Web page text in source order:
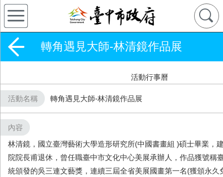
轉角遇見大師-林清鏡作品展
活動行事曆
活動名稱 轉角遇見大師-林清鏡作品展
內容
林清鏡，國立臺灣藝術大學造形研究所(中國書畫組 )碩士畢業，
院院長甫退休，曾任職臺中市文化中心美展承辦人，作品獲號稱
統頒發的吳三連文藝獎，連續三屆全省美展國畫第一名(獲頒永久